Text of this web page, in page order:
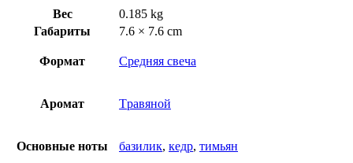
Вес
0.185 kg
Габариты
7.6 × 7.6 cm
Формат Средняя свеча
Аромат Tравяной
Основные ноты базилик, кедр, тимьян